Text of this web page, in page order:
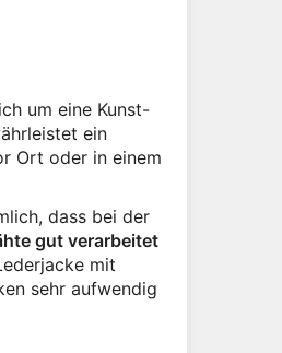
um eine Kunst-
ein
Ort oder in einem
dass bei der
gut verarbeitet
mit
sehr aufwendig